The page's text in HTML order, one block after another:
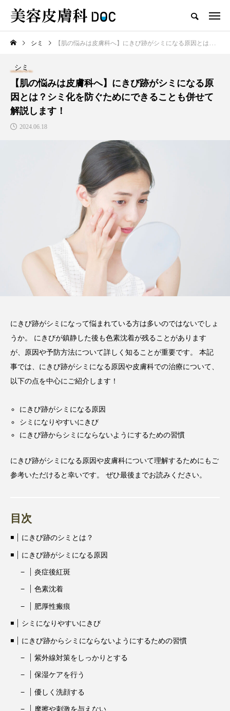
TOP シミ
新着記事
シミ 【肌の悩みは皮膚科へ】にきび跡がシミになる原因とは？シミ化を防ぐためにできることも併せて解説します！
シミ
【肌の悩みは皮膚科へ】にきび跡がシミになる原
因とは？シミ化を防ぐためにできることも併せて
解説します！
2024.06.18
にきび跡がシミになって悩まれている方は多いのではないでしょ
うか。 にきびが鎮静した後も色素沈着が残ることがあります
が、原因や予防方法について詳しく知ることが重要です。 本記
事では、にきび跡がシミになる原因や皮膚科での治療について、
以下の点を中心にご紹介します！
にきび跡がシミになる原因
シミになりやすいにきび
にきび跡からシミにならないようにするための習慣
にきび跡がシミになる原因や皮膚科について理解するためにもご
参考いただけると幸いです。 ぜひ最後までお読みください。
目次
にきび跡のシミとは？
にきび跡がシミになる原因
炎症後紅斑
色素沈着
肥厚性瘢痕
シミになりやすいにきび
にきび跡からシミにならないようにするための習慣
紫外線対策をしっかりとする
保湿ケアを行う
優しく洗顔する
摩擦や刺激を与えない